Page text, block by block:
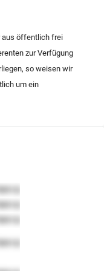
Abschluss der
2025
aus öffentlich frei
zur Verfügung
so weisen wir
um ein